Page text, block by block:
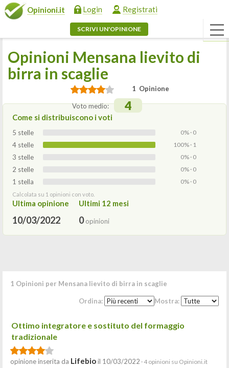
Opinioni.it Login Registrati
SCRIVI UN'OPINIONE
Opinioni Mensana lievito di
birra in scaglie
1 Opinione
Voto medio: 4
Come si distribuiscono i voti
5 stelle 0% · 0
4 stelle 100% · 1
3 stelle 0% · 0
2 stelle 0% · 0
1 stella 0% · 0
Calcolata su 1 opinioni con voto.
Ultima opinione
10/03/2022
Ultimi 12 mesi
0opinioni
1 Opinioni per Mensana lievito di birra in scaglie
Ordina: Mostra:
Ottimo integratore e sostituto del formaggio
tradizionale
opinione inserita da Lifebioil 10/03/2022 · 4 opinioni su Opinioni.it